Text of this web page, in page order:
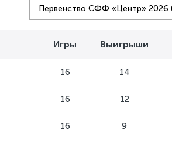
Игры Выигрыши
16 14
16 12
16 9